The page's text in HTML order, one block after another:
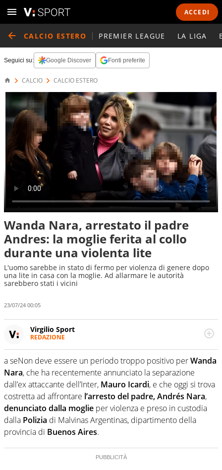
ACCEDI
CALCIO ESTERO PREMIER LEAGUE LA LIGA
Seguici su: Google Discover Fonti preferite
CALCIO CALCIO ESTERO
Wanda Nara, arrestato il padre
Andres: la moglie ferita al collo
durante una violenta lite
L'uomo sarebbe in stato di fermo per violenza di genere dopo
una lite in casa con la moglie. Ad allarmare le autorità
sarebbero stati i vicini
23/07/24 00:05
Virgilio Sport
REDAZIONE
appassionato su tutto il mondo dello sport. Calcio,
calciomercato, F1, Motomondiale ma anche tennis,
volley, basket: su Virgilio Sport i tifosi e gli appassionati
sanno che troveranno sempre copertura completa e
zero faziosità. La squadra di Virgilio Sport è formata da
giornalisti ed esperti di sport abili sia nel gioco di
rimessa quando intercettano le notizie e le rilanciano
verso la rete, sia nella costruzione dal basso quando
creano contenuti 100% originali ed esclusivi.
a seNon deve essere un periodo troppo positivo perWanda
Nara, che ha recentemente annunciato la separazione
dall’ex attaccante dell’Inter, Mauro Icardi, e che oggi si trova
costretta ad affrontare l’arresto del padre, Andrés Nara,
denunciato dalla moglie per violenza e preso in custodia
dalla Polizia di Malvinas Argentinas, dipartimento della
provincia di Buenos Aires.